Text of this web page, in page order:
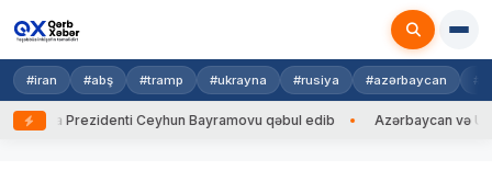
#iran #abş #tramp #ukrayna #rusiya #azərbaycan
Prezidenti Ceyhun Bayramovu qəbul edib Azərbaycan və